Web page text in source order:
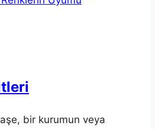
bir kurumun veya